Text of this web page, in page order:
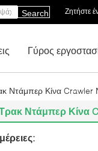
Ζητήστε
Search
Γύρος
Ντάμπερ Κίνα Crawler
Ντάμπερ Κίνα